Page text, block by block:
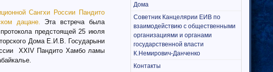
Сангхи России Пандито
дацане. Эта встреча была
предстоящей 25 июля
Дома Е.И.В. Государыни
XXIV Пандито Хамбо ламы
Дома
Советник Канцелярии ЕИВ по
взаимодействию с общественными
организациями и органами
государственной власти
К.Немирович-Данченко
Контакты